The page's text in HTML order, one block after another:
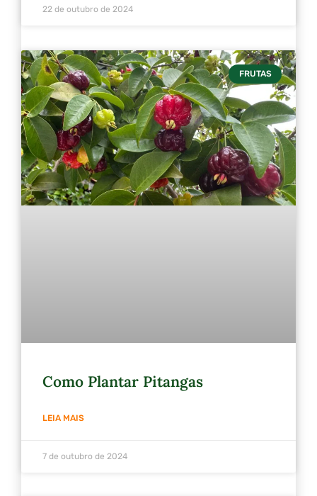
22 de outubro de 2024
FRUTAS
Como Plantar Pitangas
LEIA MAIS
7 de outubro de 2024